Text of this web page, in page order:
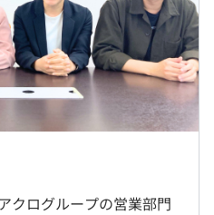
有や情報交換、各メンバー
。
バー同士が交流できる機会も
強化にも力を入れており、エ
ていけるフェーズです。
（一都三県）での勤務となり
京23区外、海浜幕張、大
する可能性がございます。
20時間の深夜残業代含む）
クログループの営業部門